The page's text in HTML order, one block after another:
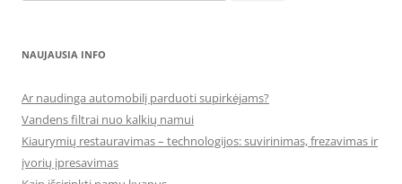
NAUJAUSIA INFO
Ar naudinga automobilį parduoti supirkėjams?
Vandens filtrai nuo kalkių namui
Kiaurymių restauravimas – technologijos: suvirinimas, frezavimas ir
įvorių įpresavimas